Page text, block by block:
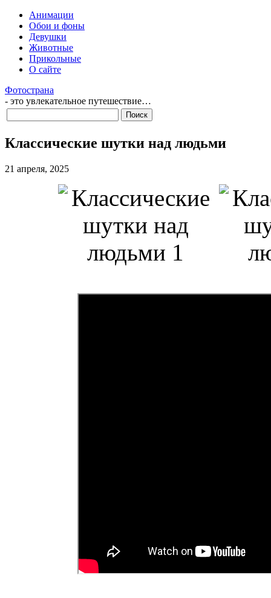
Анимации
Обои и фоны
Девушки
Животные
Прикольные
О сайте
Фотострана
- это увлекательное путешествие…
Классические шутки над людьми
21 апреля, 2025